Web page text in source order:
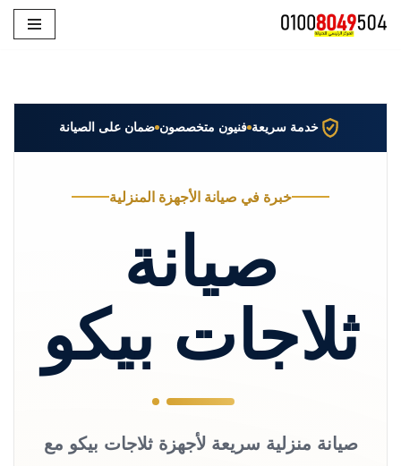
خدمة سريعة فنيون متخصصون ضمان على الصيانة
خبرة في صيانة الأجهزة المنزلية
صيانة
ثلاجات بيكو
صيانة منزلية سريعة لأجهزة ثلاجات بيكو مع